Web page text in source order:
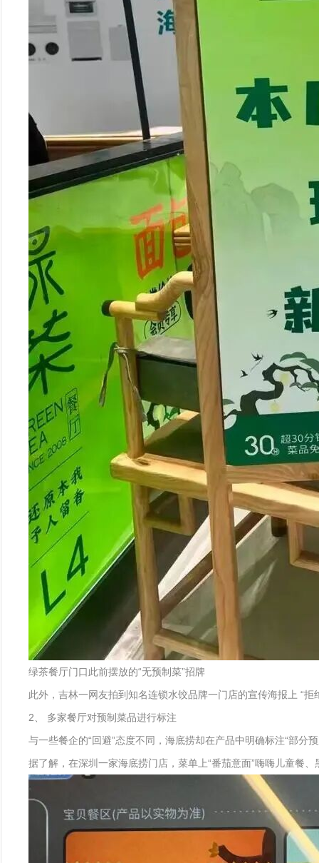
绿茶餐厅门口此前摆放的“无预制菜”招牌
此外，吉林一网友拍到知名连锁水饺品牌一门店的宣传海报上 “拒
2、 多家餐厅对预制菜品进行标注
与一些餐企的“回避”态度不同，海底捞却在产品中明确标注“部分
据了解，在深圳一家海底捞门店，菜单上“番茄意面”嗨嗨儿童餐